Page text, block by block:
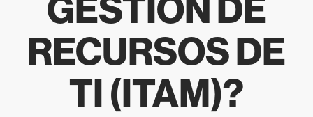
GESTIÓN DE
RECURSOS DE
TI (ITAM)?